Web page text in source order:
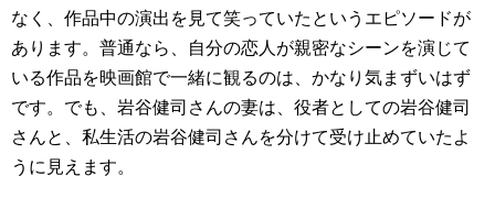
なく、作品中の演出を見て笑っていたというエピソードが
あります。普通なら、自分の恋人が親密なシーンを演じて
いる作品を映画館で一緒に観るのは、かなり気まずいはず
です。でも、岩谷健司さんの妻は、役者としての岩谷健司
さんと、私生活の岩谷健司さんを分けて受け止めていたよ
うに見えます。